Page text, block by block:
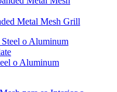
Metal Mesh Grill
o Aluminum